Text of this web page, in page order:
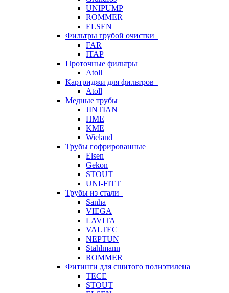
UNIPUMP
ROMMER
ELSEN
Фильтры грубой очистки
FAR
ITAP
Проточные фильтры
Atoll
Картриджи для фильтров
Atoll
Медные трубы
JINTIAN
HME
KME
Wieland
Трубы гофрированные
Elsen
Gekon
STOUT
UNI-FITT
Трубы из стали
Sanha
VIEGA
LAVITA
VALTEC
NEPTUN
Stahlmann
ROMMER
Фитинги для сшитого полиэтилена
TECE
STOUT